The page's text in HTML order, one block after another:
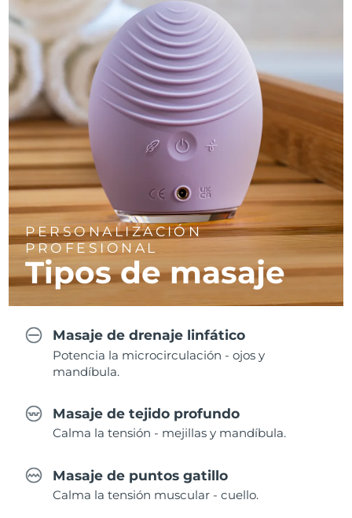
PERSONALIZACIÓN
PROFESIONAL
Tipos de masaje
Masaje de drenaje linfático
Potencia la microcirculación - ojos y
mandíbula.
Masaje de tejido profundo
Calma la tensión - mejillas y mandíbula.
Masaje de puntos gatillo
Calma la tensión muscular - cuello.